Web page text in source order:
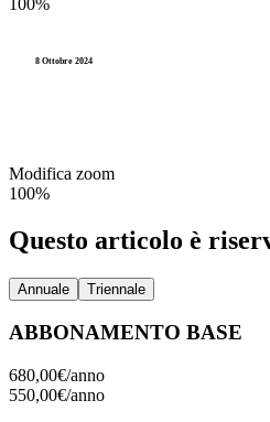
8 Ottobre 2024
Modifica zoom
100%
Questo articolo è
Annuale Triennale
ABBONAMENTO BASE
680,00€/anno
550,00€/anno